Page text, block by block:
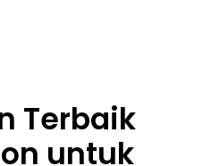
Terbaik
untuk